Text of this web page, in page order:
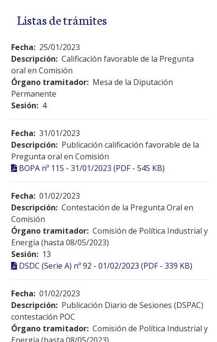
Listas de trámites
Fecha: 25/01/2023
Descripción: Calificación favorable de la Pregunta
oral en Comisión
Órgano tramitador: Mesa de la Diputación
Permanente
Sesión: 4
Fecha: 31/01/2023
Descripción: Publicación calificación favorable de la
Pregunta oral en Comisión
BOPA nº 115 - 31/01/2023 (PDF - 545 KB)
Fecha: 01/02/2023
Descripción: Contestación de la Pregunta Oral en
Comisión
Órgano tramitador: Comisión de Política Industrial y
Energía (hasta 08/05/2023)
Sesión: 13
DSDC (Serie A) nº 92 - 01/02/2023 (PDF - 339 KB)
Fecha: 01/02/2023
Descripción: Publicación Diario de Sesiones (DSPAC)
contestación POC
Órgano tramitador: Comisión de Política Industrial y